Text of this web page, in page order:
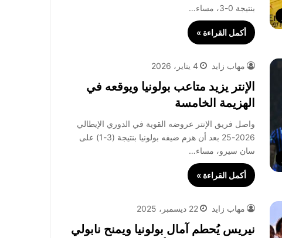
بنتيجة 0-3، مساء…
أكمل القراءة »
مهاب زايد 4 يناير، 2026
الإنتر يزيد متاعب بولونيا ويوقعه في
الهزيمة الخامسة
واصل فريق الإنتر عروضه القوية في الدوري الإيطالي
2026-25 بعد أن هزم ضيفه بولونيا بنتيجة (3-1) على
سان سيرو، مساء…
أكمل القراءة »
مهاب زايد 22 ديسمبر، 2025
نيريس يُحطم آمال بولونيا ويمنح نابولي